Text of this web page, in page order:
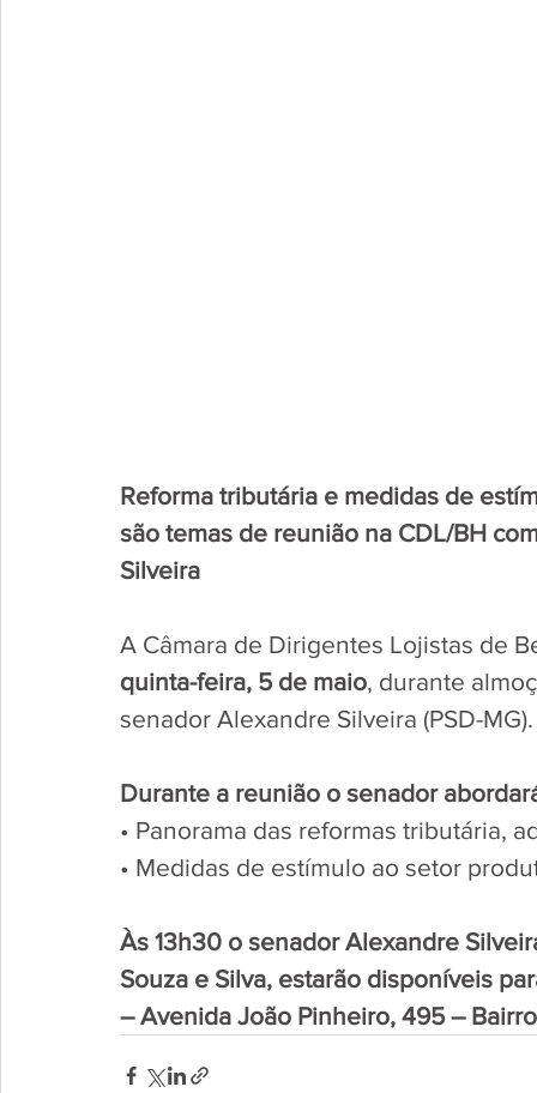
Reforma tributária e medidas de
são temas de reunião na CDL/BH
Silveira
A Câmara de Dirigentes Lojistas de
quinta-feira, 5 de maio, durante
senador Alexandre Silveira (PSD-
Durante a reunião o senador
• Panorama das reformas tributária,
• Medidas de estímulo ao setor
Às 13h30 o senador Alexandre
Souza e Silva, estarão disponíveis
– Avenida João Pinheiro, 495 –